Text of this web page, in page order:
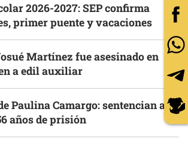
2026-2027: SEP confirma
primer puente y vacaciones
Martínez fue asesinado en
a edil auxiliar
Paulina Camargo: sentencian a
años de prisión